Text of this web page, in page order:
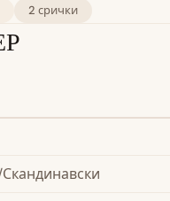
2 срички